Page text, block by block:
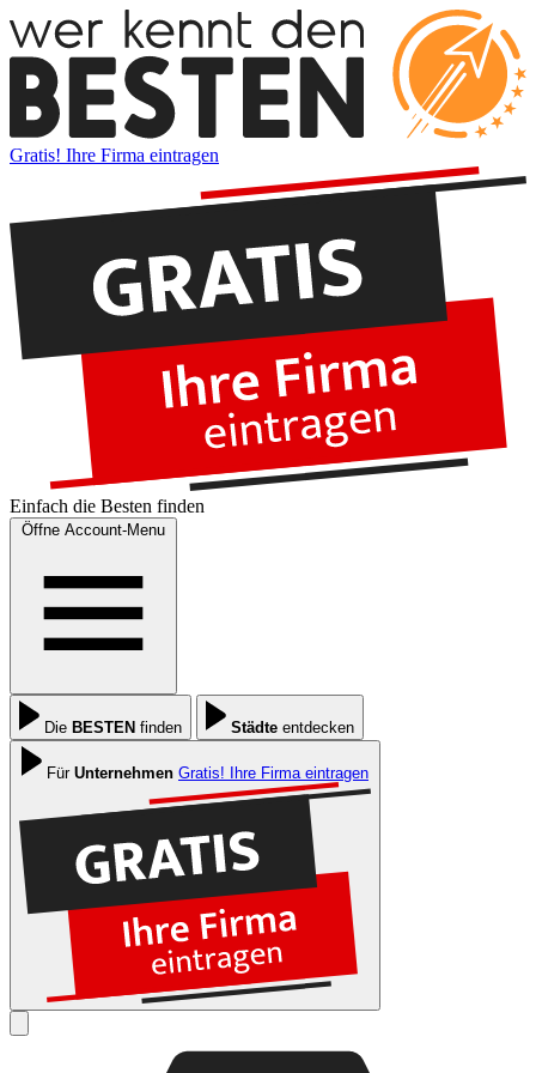
Gratis! Ihre Firma eintragen
Einfach die Besten finden
Öffne Account-Menu
Die BESTEN finden Städte entdecken
Für Unternehmen Gratis! Ihre Firma eintragen